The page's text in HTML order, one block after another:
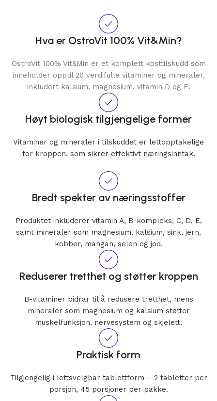
Hva er OstroVit 100% Vit&Min?
OstroVit 100% Vit&Min er et komplett kosttilskudd som
inneholder opptil 20 verdifulle vitaminer og mineraler,
inkludert kalsium, magnesium, vitamin D og E.
Høyt biologisk tilgjengelige former
Vitaminer og mineraler i tilskuddet er lettopptakelige
for kroppen, som sikrer effektivt næringsinntak.
Bredt spekter av næringsstoffer
Produktet inkluderer vitamin A, B-kompleks, C, D, E,
samt mineraler som magnesium, kalsium, sink, jern,
kobber, mangan, selen og jod.
Reduserer tretthet og støtter kroppen
B-vitaminer bidrar til å redusere tretthet, mens
mineraler som magnesium og kalsium støtter
muskelfunksjon, nervesystem og skjelett.
Praktisk form
Tilgjengelig i lettsvelgbar tablettform – 2 tabletter per
porsjon, 45 porsjoner per pakke.